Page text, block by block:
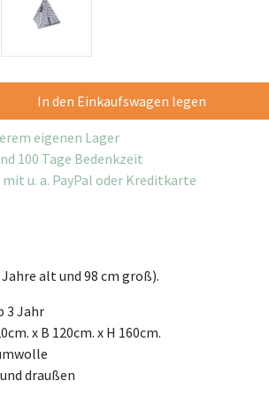
In den Einkaufswagen legen
eigenen Lager
100 Tage Bedenkzeit
u. a. PayPal oder Kreditkarte
alt und 98 cm groß).
3 Jahr
x B 120cm. x H 160cm.
draußen